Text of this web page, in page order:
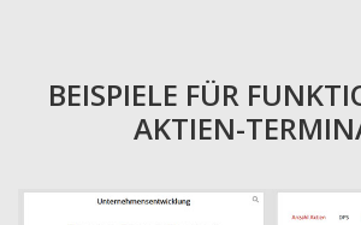
BEISPIELE FÜR
AKTIEN-